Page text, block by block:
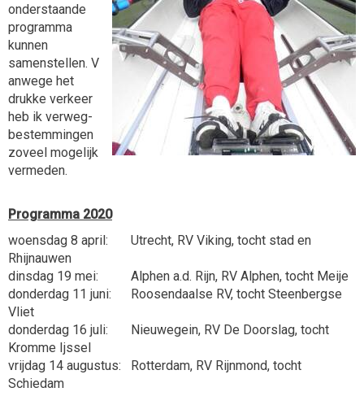
onderstaande
programma
kunnen
samenstellen. V
anwege het
drukke verkeer
heb ik verweg-
bestemmingen
zoveel mogelijk
vermeden.
Programma 2020
woensdag 8 april: Utrecht, RV Viking, tocht stad en
Rhijnauwen
dinsdag 19 mei: Alphen a.d. Rijn, RV Alphen, tocht Meije
donderdag 11 juni: Roosendaalse RV, tocht Steenbergse
Vliet
donderdag 16 juli: Nieuwegein, RV De Doorslag, tocht
Kromme Ijssel
vrijdag 14 augustus: Rotterdam, RV Rijnmond, tocht
Schiedam